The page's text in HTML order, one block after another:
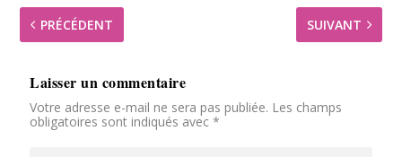
PRÉCÉDENT SUIVANT
Laisser un commentaire
Votre adresse e-mail ne sera pas publiée. Les champs
obligatoires sont indiqués avec*